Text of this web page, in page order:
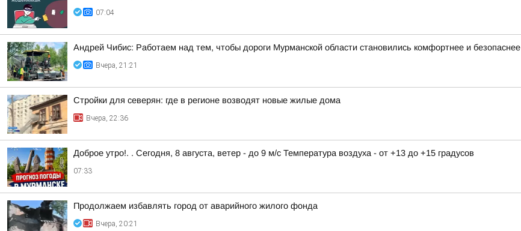
07:04
Андрей Чибис: Работаем над тем, чтобы дороги Мурманской области становились комфортнее и безопаснее
Вчера, 21:21
Стройки для северян: где в регионе возводят новые жилые дома
Вчера, 22:36
Доброе утро!. . Сегодня, 8 августа, ветер - до 9 м/с Температура воздуха - от +13 до +15 градусов
07:33
Продолжаем избавлять город от аварийного жилого фонда
Вчера, 20:21